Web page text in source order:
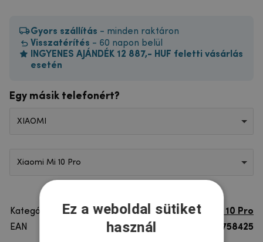
Gyors szállítás - minden raktáron
Visszatérítés - 60 napon belül
INGYENES AJÁNDÉK 12 887,- HUF feletti vásárlás
esetén
Egy másik telefonért?
XIAOMI
Xiaomi Mi 10 Pro
Kategória
Xiaomi Mi 10 Pro
EAN
8596579758425
Ez a weboldal sütiket
használ